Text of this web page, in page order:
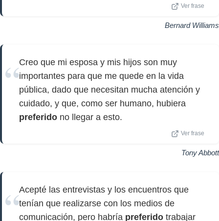
Ver frase
Bernard Williams
Creo que mi esposa y mis hijos son muy
importantes para que me quede en la vida
pública, dado que necesitan mucha atención y
cuidado, y que, como ser humano, hubiera
preferido no llegar a esto.
Ver frase
Tony Abbott
Acepté las entrevistas y los encuentros que
tenían que realizarse con los medios de
comunicación, pero habría preferido trabajar